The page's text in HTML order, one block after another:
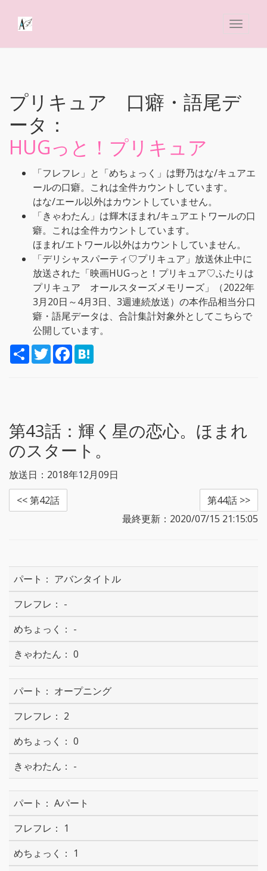
プリキュア 口癖・語尾デ
ータ：
HUGっと！プリキュア
「フレフレ」と「めちょっく」は野乃はな/キュアエ
ールの口癖。これは全件カウントしています。
はな/エール以外はカウントしていません。
「きゃわたん」は輝木ほまれ/キュアエトワールの口
癖。これは全件カウントしています。
ほまれ/エトワール以外はカウントしていません。
「デリシャスパーティ♡プリキュア」放送休止中に
放送された「映画HUGっと！プリキュア♡ふたりは
プリキュア オールスターズメモリーズ」（2022年
3月20日～4月3日、3週連続放送）の本作品相当分口
癖・語尾データは、合計集計対象外としてこちらで
公開しています。
S
h
T
w
F
a
第43話： 輝く星の恋心。ほまれ
のスタート。
放送日：2018年12月09日
<< 第42話
第44話 >>
最終更新：2020/07/15 21:15:05
アバンタイトル
-
-
0
オープニング
2
0
-
Aパート
1
1